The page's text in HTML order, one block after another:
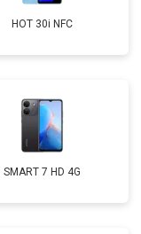
HOT 30i NFC
SMART 7 HD 4G